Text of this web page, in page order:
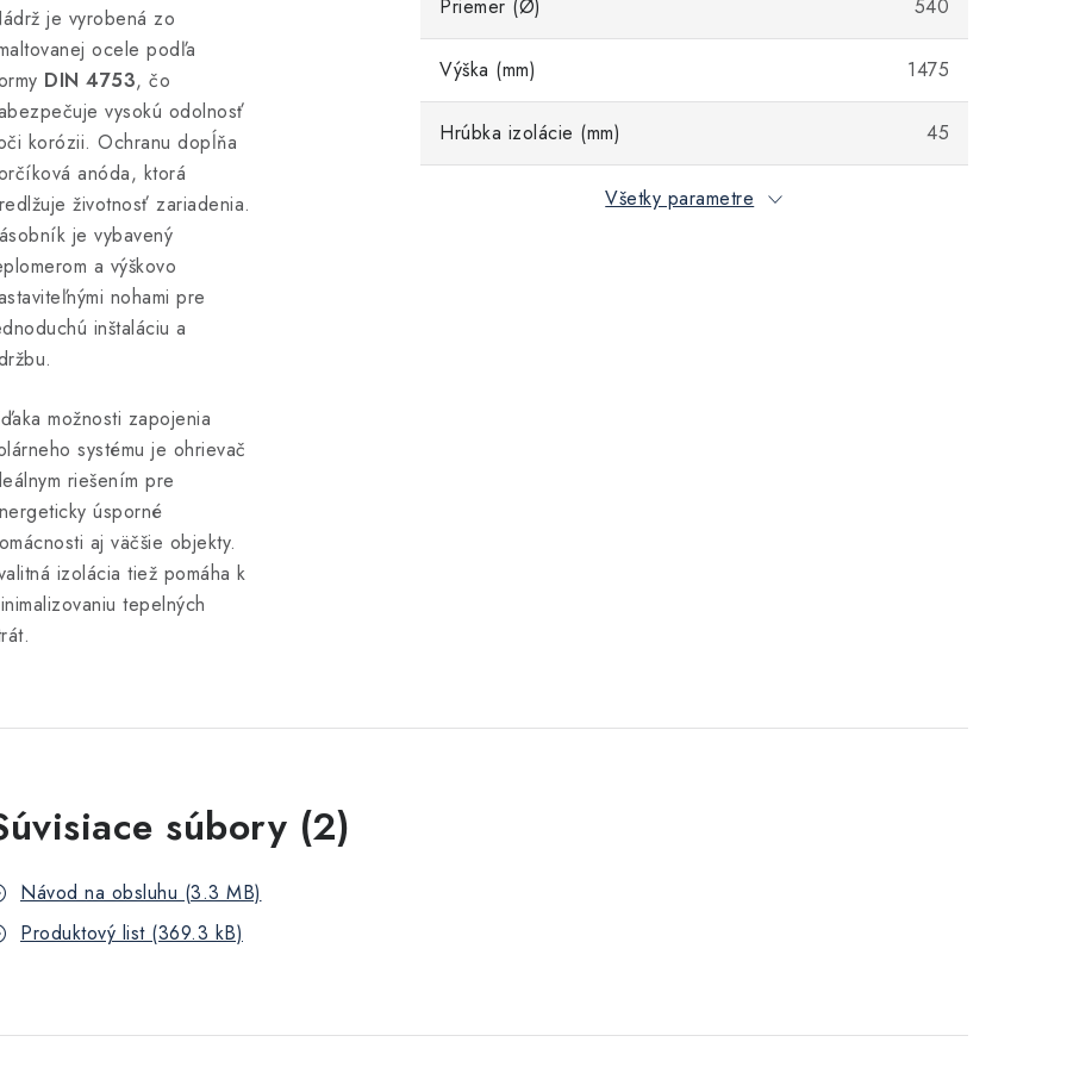
je vyrobená zo
ocele podľa
DIN 4753, čo
vysokú odolnosť
korózii. Ochranu dopĺňa
anóda, ktorá
životnosť zariadenia.
je vybavený
a výškovo
nohami pre
inštaláciu a
možnosti zapojenia
systému je ohrievač
riešením pre
úsporné
aj väčšie objekty.
izolácia tiež pomáha k
tepelných
Priemer (Ø) 540
Výška (mm) 1475
Hrúbka izolácie (mm) 45
Všetky parametre
súbory (2)
Návod na obsluhu (3.3 MB)
Produktový list (369.3 kB)